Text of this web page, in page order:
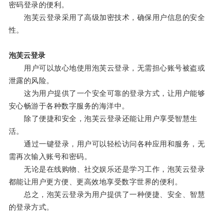
密码登录的便利。
泡芙云登录采用了高级加密技术，确保用户信息的安全
性。
泡芙云登录
用户可以放心地使用泡芙云登录，无需担心账号被盗或
泄露的风险。
这为用户提供了一个安全可靠的登录方式，让用户能够
安心畅游于各种数字服务的海洋中。
除了便捷和安全，泡芙云登录还能让用户享受智慧生
活。
通过一键登录，用户可以轻松访问各种应用和服务，无
需再次输入账号和密码。
无论是在线购物、社交娱乐还是学习工作，泡芙云登录
都能让用户更方便、更高效地享受数字世界的便利。
总之，泡芙云登录为用户提供了一种便捷、安全、智慧
的登录方式。